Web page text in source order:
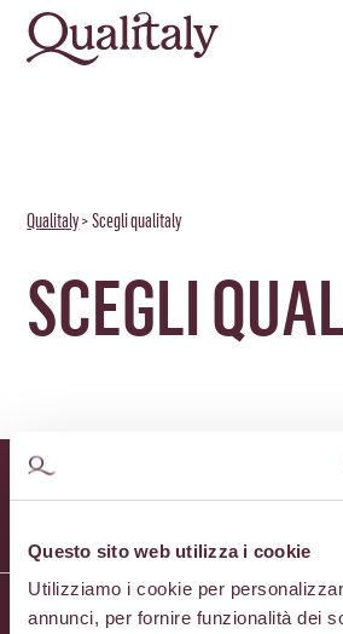
Questo sito web utilizza i cookie
Utilizziamo i cookie per
annunci, per fornire funzionalità dei
Qualitaly>Scegli qualitaly
SCEGLI